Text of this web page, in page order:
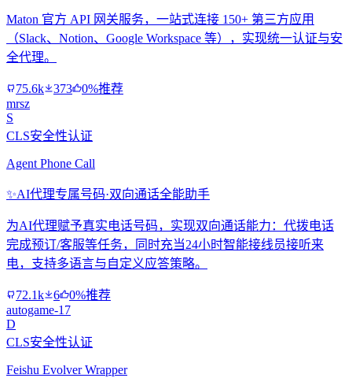
Maton 官方 API 网关服务，一站式连接 150+ 第三方应用
（Slack、Notion、Google Workspace 等），实现统一认证与安
全代理。
75.6k 373
0%推荐
mrsz
S
CLS安全性认证
Agent Phone Call
✨AI代理专属号码·双向通话全能助手
为AI代理赋予真实电话号码，实现双向通话能力：代拨电话
完成预订/客服等任务，同时充当24小时智能接线员接听来
电，支持多语言与自定义应答策略。
72.1k 6
0%推荐
autogame-17
D
CLS安全性认证
Feishu Evolver Wrapper